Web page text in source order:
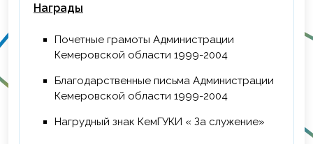
Награды
Почетные грамоты Администрации
Кемеровской области 1999-2004
Благодарственные письма Администрации
Кемеровской области 1999-2004
Нагрудный знак КемГУКИ « За служение»